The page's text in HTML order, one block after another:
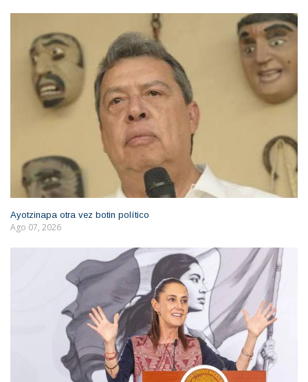
Ayotzinapa otra vez botin político
Ago 07, 2026